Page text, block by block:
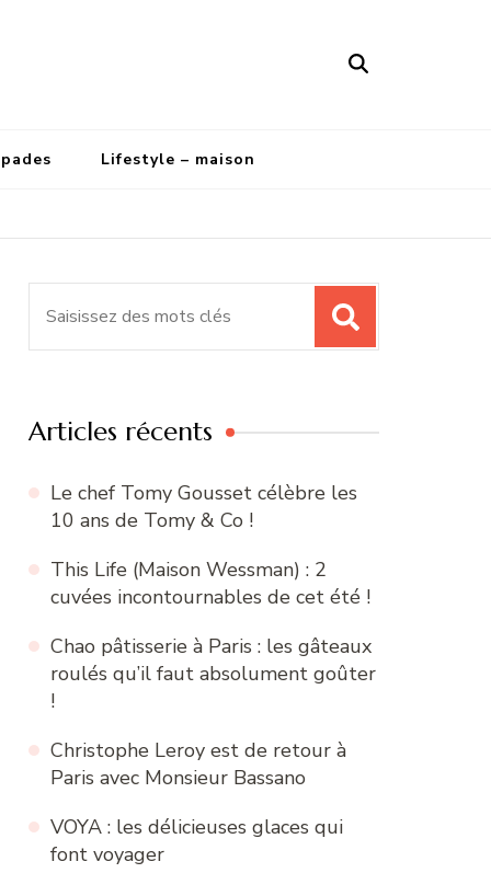
Lifestyle – maison
Articles récents
Le chef Tomy Gousset célèbre les
10 ans de Tomy & Co !
This Life (Maison Wessman) : 2
cuvées incontournables de cet été !
Chao pâtisserie à Paris : les gâteaux
roulés qu’il faut absolument goûter
!
Christophe Leroy est de retour à
Paris avec Monsieur Bassano
VOYA : les délicieuses glaces qui
font voyager